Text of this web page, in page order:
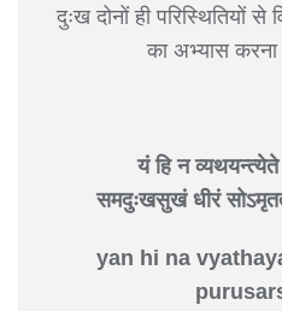
दुःख दोनों ही परिस्थितियों
का अभ्यास
यं हि न
समदुःखसुखं धीरं
yan hi na